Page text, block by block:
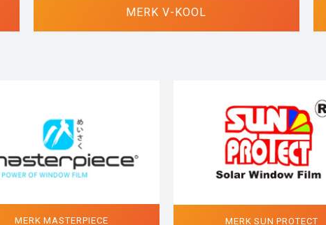
MERK V-KOOL
MERK MASTERPIECE MERK SUN PROTECT